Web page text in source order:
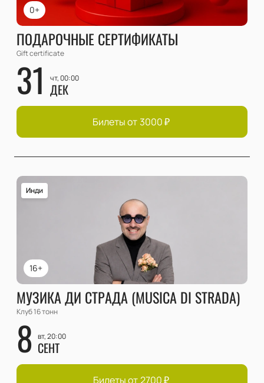
0+
ПОДАРОЧНЫЕ СЕРТИФИКАТЫ
Gift certificate
31 чт, 00:00
ДЕК
Билеты от 3000₽
16+
Инди
МУЗИКА ДИ СТРАДА (MUSICA DI STRADA)
Клуб 16 тонн
8 вт, 20:00
СЕНТ
Билеты от 2700₽